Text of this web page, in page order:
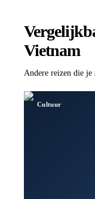
Vietnam
Andere reizen die je
Cultuur